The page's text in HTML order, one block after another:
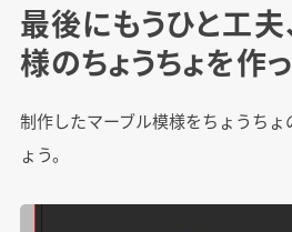
最後にもうひと工夫
様のちょうちょを作
制作したマーブル模様をちょうち
ょう。